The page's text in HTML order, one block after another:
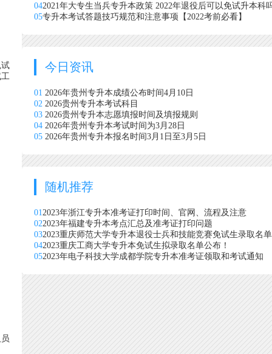
042021年大专生当兵专升本政策 2022年退役后可以免试升本科
05专升本考试答题技巧规范和注意事项【2022考前必看】
今日资讯
01 2026年贵州专升本成绩公布时间4月10日
02 2026贵州专升本考试科目
03 2026贵州专升本志愿填报时间及填报规则
04 2026年贵州专升本考试时间为3月28日
05 2026年贵州专升本报名时间3月1日至3月5日
随机推荐
012023年浙江专升本准考证打印时间、官网、流程及注意
022023年福建专升本考点汇总及准考证打印问题
032023重庆师范大学专升本退役士兵和技能竞赛免试生录取名
042023重庆工商大学专升本免试生拟录取名单公布！
052023年电子科技大学成都学院专升本准考证领取和考试通知